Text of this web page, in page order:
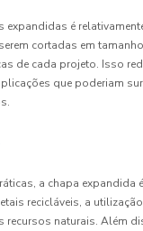
expandidas é
cortadas em
de cada projeto. Isso
que poderiam
a chapa expandida
recicláveis, a
recursos naturais. Além